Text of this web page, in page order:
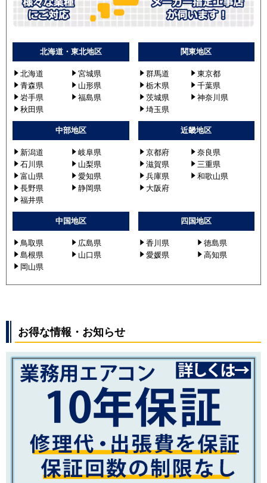
北海道・東北地区
北海道
宮城県
青森県
山形県
岩手県
福島県
秋田県
関東地区
群馬道
東京都
栃木県
千葉県
茨城県
神奈川県
埼玉県
中部地区
新潟道
岐阜県
石川県
山梨県
富山県
愛知県
長野県
静岡県
福井県
近畿地区
京都府
奈良県
滋賀県
三重県
兵庫県
和歌山県
大阪府
中国地区
鳥取県
広島県
島根県
山口県
岡山県
四国地区
香川県
徳島県
愛媛県
高知県
お得な情報・お知らせ